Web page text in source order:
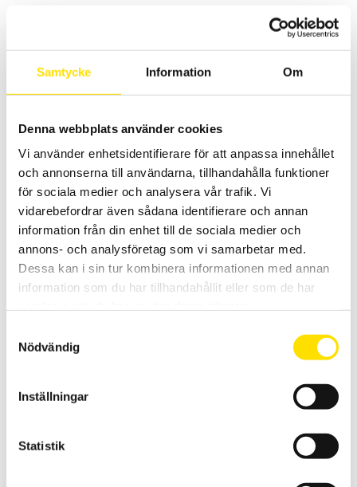
Samtycke Information Om
Denna webbplats använder cookies
Vi använder enhetsidentifierare för att anpassa innehållet
och annonserna till användarna, tillhandahålla funktioner
för sociala medier och analysera vår trafik. Vi
vidarebefordrar även sådana identifierare och annan
information från din enhet till de sociala medier och
annons- och analysföretag som vi samarbetar med.
Dessa kan i sin tur kombinera informationen med annan
information som du har tillhandahållit eller som de har
Nödvändig
Inställningar
Statistik
Alluris FMT-W40 Motoriserad dragprovare för
kabelskor
Alluris FMT-W40 är perfekt för standarderna (EN IEC 60532-2; SAE /
USCAR-21 eller VW-60330) för att bestämma uttagskraften på
kabelskor eller andra anslutningar där det inte krävs mätning av
förlängningen (elongation).
1.00kr –38,850.00krPrisintervall:
1.00 kr
till
38,850.00 kr
LÄS MER
Alluris FMT-W30 är perfekt för standarderna (EN IEC 60532-2; SAE /
USCAR-21 eller VW-60330) för att bestämma uttagskraften på
kabelskor eller andra anslutningar där det inte krävs mätning av